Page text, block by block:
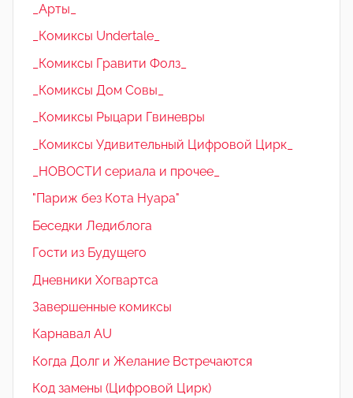
_Арты_
_Комиксы Undertale_
_Комиксы Гравити Фолз_
_Комиксы Дом Совы_
_Комиксы Рыцари Гвиневры
_Комиксы Удивительный Цифровой Цирк_
_НОВОСТИ сериала и прочее_
"Париж без Кота Нуара"
Беседки Ледиблога
Гости из Будущего
Дневники Хогвартса
Завершенные комиксы
Карнавал AU
Когда Долг и Желание Встречаются
Код замены (Цифровой Цирк)